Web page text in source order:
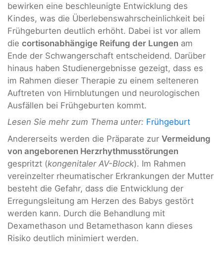
bewirken eine beschleunigte Entwicklung des
Kindes, was die Überlebenswahrscheinlichkeit bei
Frühgeburten deutlich erhöht. Dabei ist vor allem
die cortisonabhängige Reifung der Lungen am
Ende der Schwangerschaft entscheidend. Darüber
hinaus haben Studienergebnisse gezeigt, dass es
im Rahmen dieser Therapie zu einem selteneren
Auftreten von Hirnblutungen und neurologischen
Ausfällen bei Frühgeburten kommt.
Lesen Sie mehr zum Thema unter: Frühgeburt
Andererseits werden die Präparate zur Vermeidung
von angeborenen Herzrhythmusstörungen
gespritzt (kongenitaler AV-Block). Im Rahmen
vereinzelter rheumatischer Erkrankungen der Mutter
besteht die Gefahr, dass die Entwicklung der
Erregungsleitung am Herzen des Babys gestört
werden kann. Durch die Behandlung mit
Dexamethason und Betamethason kann dieses
Risiko deutlich minimiert werden.